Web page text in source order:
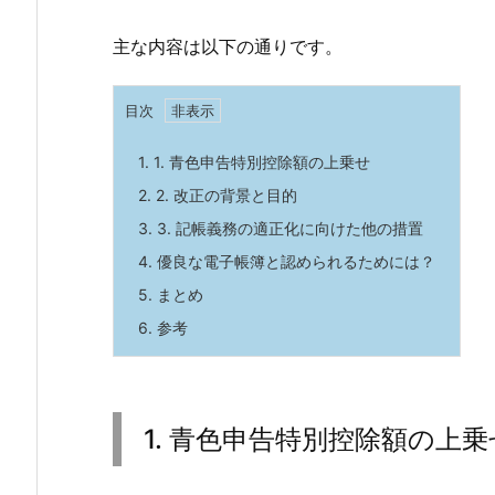
主な内容は以下の通りです。
目次
1. 1. 青色申告特別控除額の上乗せ
2. 2. 改正の背景と目的
3. 3. 記帳義務の適正化に向けた他の措置
4. 優良な電子帳簿と認められるためには？
5. まとめ
6. 参考
1. 青色申告特別控除額の上